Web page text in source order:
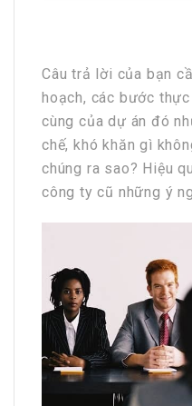
Câu trả lời của bạn
hoạch, các bước
cùng của dự án đó
chế, khó khăn gì
chúng ra sao? Hiệu
công ty cũ những ý